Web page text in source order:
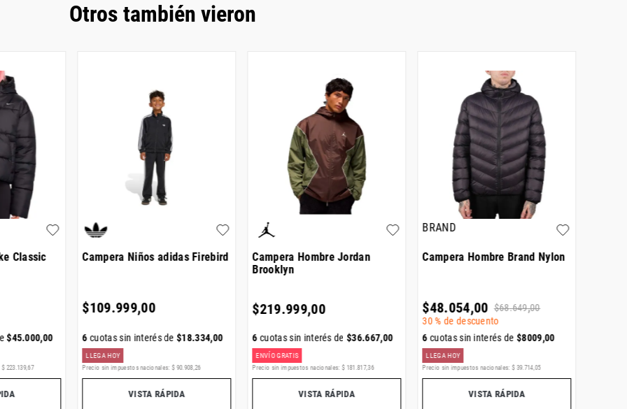
Otros también vieron
Classic
$45.000,00
$ 223 .139,67
Campera Niños adidas Firebird
$109.999,00
6cuotas sin interés de$18.334,00
LLEGA HOY
Precio sin impuestos nacionales: $ 90 .908,26
VISTA RÁPIDA
Campera Hombre Jordan
Brooklyn
$219.999,00
6cuotas sin interés de$36.667,00
ENVÍO GRATIS
Precio sin impuestos nacionales: $ 181 .817,36
VISTA RÁPIDA
BRAND
Campera Hombre Brand Nylon
$48.054,00 $68.649,00
30 % de descuento
6cuotas sin interés de$8009,00
LLEGA HOY
Precio sin impuestos nacionales: $ 39.714,05
VISTA RÁPIDA